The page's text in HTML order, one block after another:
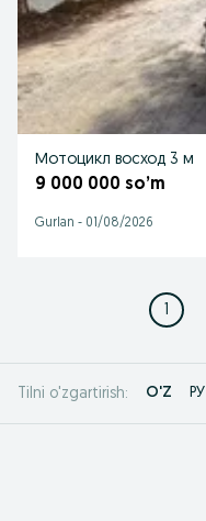
Мотоцикл восход 3 м
9 000 000 so’m
Gurlan - 01/08/2026
1
Tilni o'zgartirish: O'Z РУ